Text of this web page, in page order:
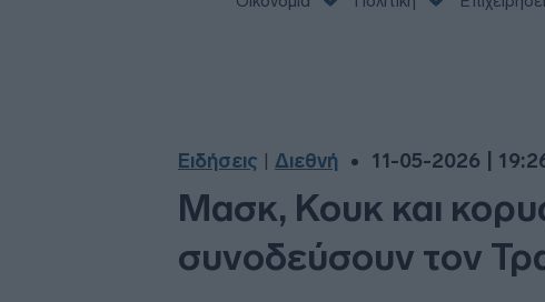
Ειδήσεις Διεθνή 11-05-2026 |
Μασκ, Κουκ και
συνοδεύσουν τον